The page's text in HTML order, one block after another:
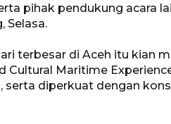
pihak pendukung acara
Selasa.
terbesar di Aceh itu kian
Maritime
diperkuat dengan